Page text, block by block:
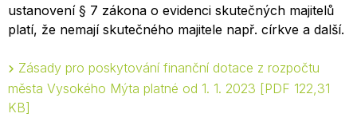
ustanovení § 7 zákona o evidenci skutečných majitelů
platí, že nemají skutečného majitele např. církve a další.
Zásady pro poskytování finanční dotace z rozpočtu
města Vysokého Mýta platné od 1. 1. 2023
PDF 122,31
KB